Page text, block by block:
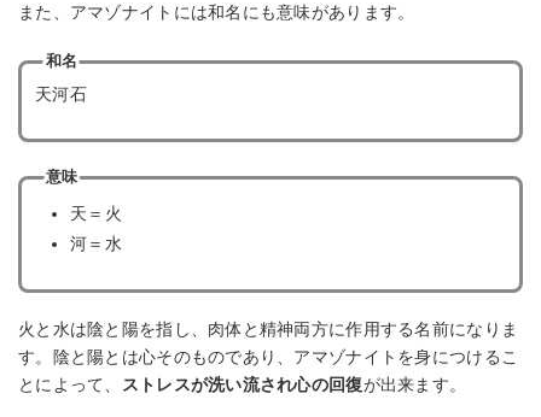
また、アマゾナイトには和名にも意味があります。
和名
天河石
意味
天＝火
河＝水
火と水は陰と陽を指し、肉体と精神両方に作用する名前になりま
す。陰と陽とは心そのものであり、アマゾナイトを身につけるこ
とによって、
ストレスが洗い流され心の回復が出来ます。